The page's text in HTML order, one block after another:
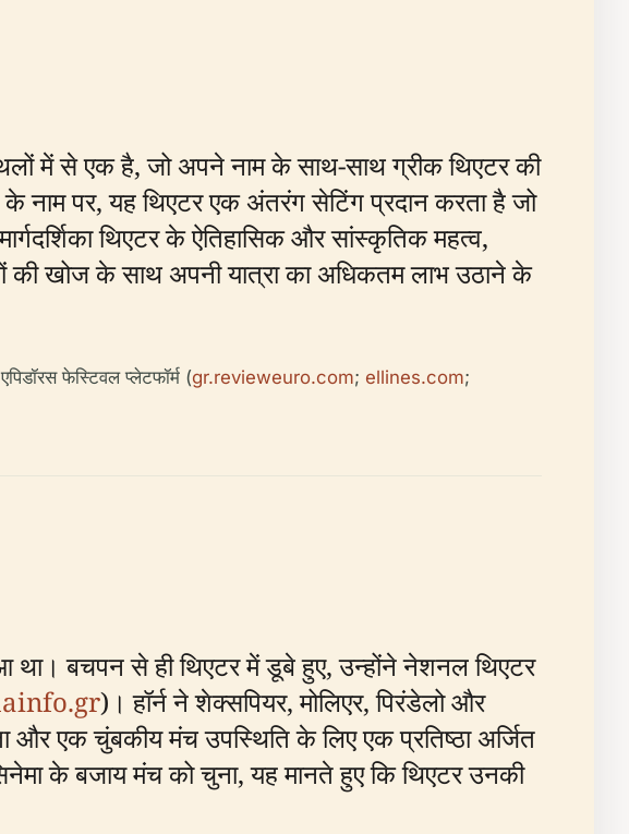
में से एक है, जो अपने नाम के साथ-साथ ग्रीक थिएटर की
के नाम पर, यह थिएटर एक अंतरंग सेटिंग प्रदान करता है जो
थिएटर के ऐतिहासिक और सांस्कृतिक महत्व,
की खोज के साथ अपनी यात्रा का अधिकतम लाभ उठाने के
फेस्टिवल प्लेटफॉर्म (gr.revieweuro.com; ellines.com;
था। बचपन से ही थिएटर में डूबे हुए, उन्होंने नेशनल थिएटर
)। हॉर्न ने शेक्सपियर, मोलिएर, पिरंडेलो और
और एक चुंबकीय मंच उपस्थिति के लिए एक प्रतिष्ठा अर्जित
के बजाय मंच को चुना, यह मानते हुए कि थिएटर उनकी